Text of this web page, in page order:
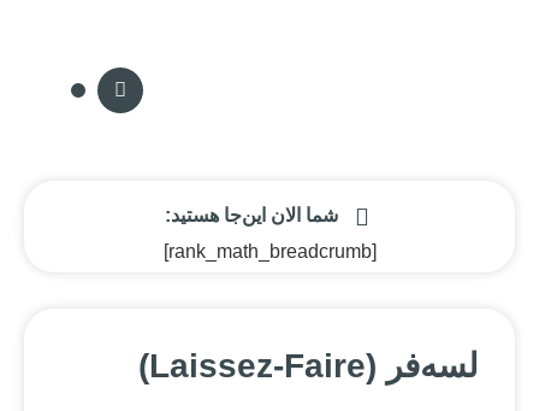
شما الان این‌جا هستید:
[rank_math_breadcrumb]
لسه‌فر (Laissez-Faire)